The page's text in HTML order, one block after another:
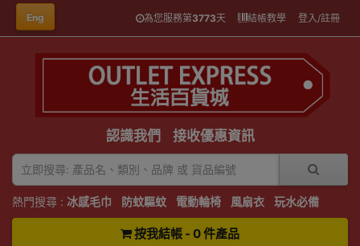
Eng 為您服務第3773天 結帳教學 登入/註冊
認識我們 接收優惠資訊
熱門搜尋 : 冰感毛巾 防蚊驅蚊 電動輪椅 風扇衣 玩水必備
按我結帳 - 0 件產品